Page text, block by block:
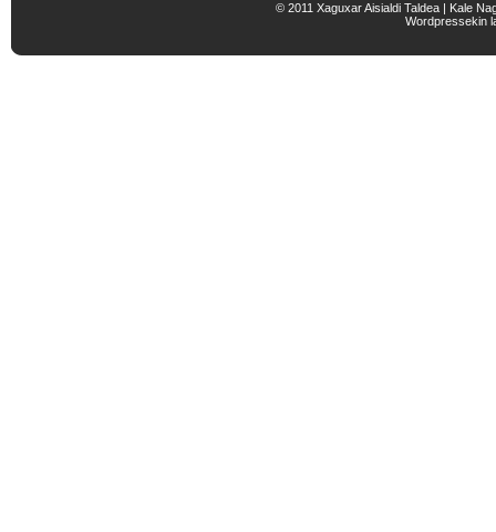
© 2011 Xaguxar Aisialdi Taldea | Kale
Wordpressekin